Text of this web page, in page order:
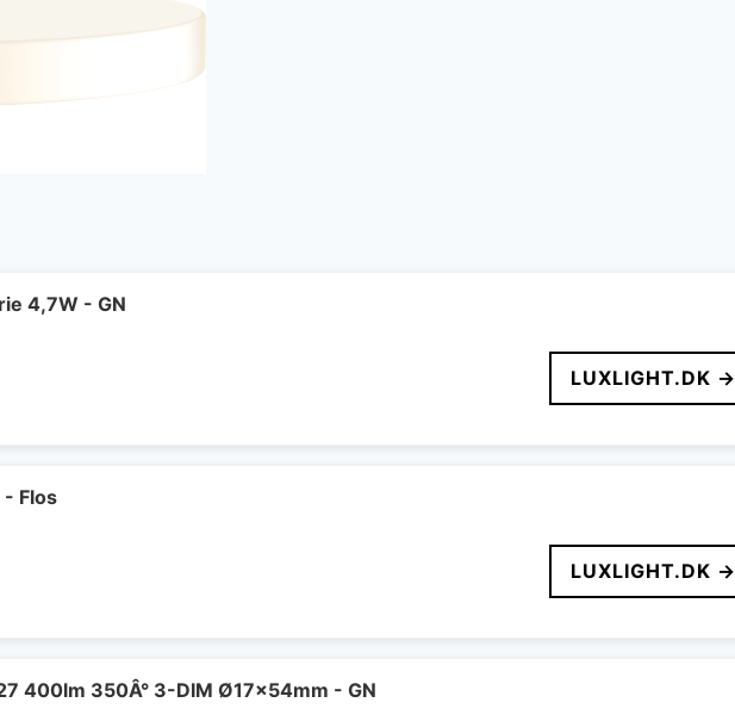
4,7W - GN
LUXLIGHT.DK →
- Flos
LUXLIGHT.DK →
400lm 350Â° 3-DIM Ø17x54mm - GN